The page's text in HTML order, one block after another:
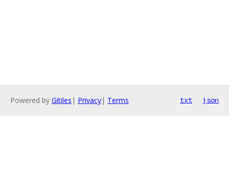
Powered by Gitiles | Privacy| Terms txt json